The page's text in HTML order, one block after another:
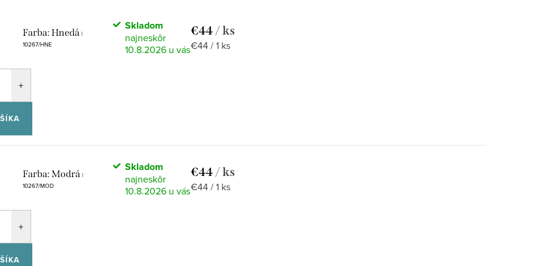
Farba: Hnedá |
10267/HNE
Skladom
10.8.2026
€44 / ks
Jednotková
€44 / 1 ks
Farba: Modrá |
10267/MOD
Skladom
10.8.2026
€44 / ks
Jednotková
€44 / 1 ks